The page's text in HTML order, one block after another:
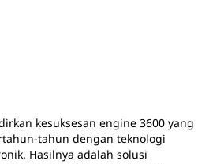
kesuksesan engine 3600 yang
tahun dengan teknologi
Hasilnya adalah solusi